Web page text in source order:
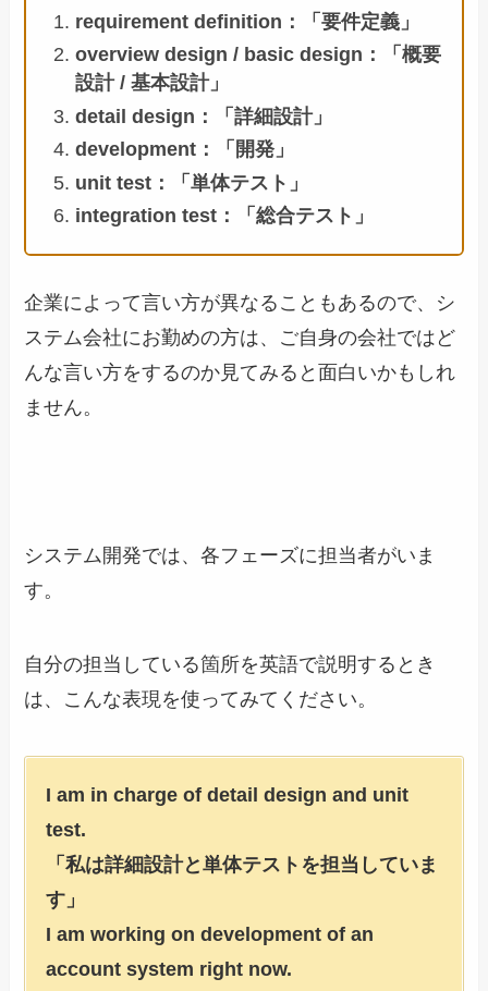
requirement definition：「要件定義」
overview design / basic design：「概要
設計 / 基本設計」
detail design：「詳細設計」
development：「開発」
unit test：「単体テスト」
integration test：「総合テスト」
企業によって言い方が異なることもあるので、シ
ステム会社にお勤めの方は、ご自身の会社ではど
んな言い方をするのか見てみると面白いかもしれ
ません。
システム開発では、各フェーズに担当者がいま
す。
自分の担当している箇所を英語で説明するとき
は、こんな表現を使ってみてください。
I am in charge of detail design and unit
test.
「私は詳細設計と単体テストを担当していま
す」
I am working on development of an
account system right now.